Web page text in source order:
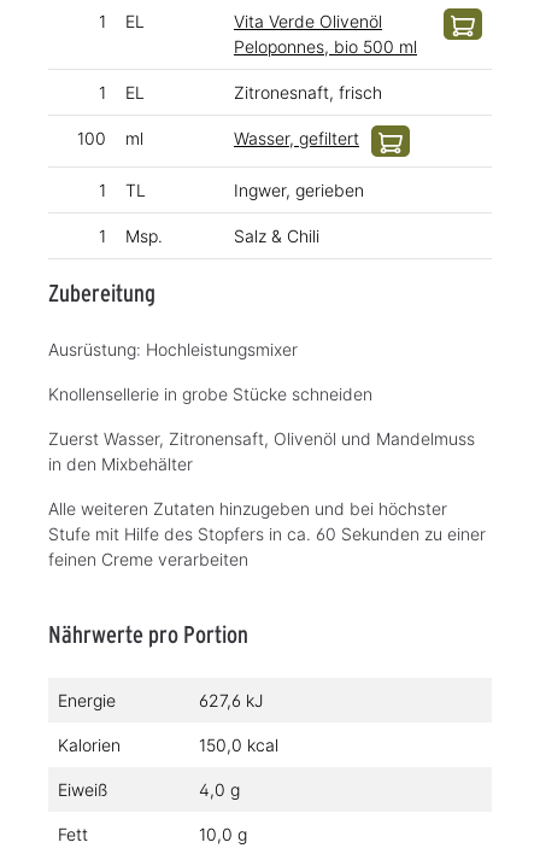
1 EL
Vita Verde Olivenöl
Peloponnes, bio 500 ml
1 EL Zitronesnaft, frisch
100 ml Wasser, gefiltert
1 TL Ingwer, gerieben
1 Msp. Salz & Chili
Zubereitung
Ausrüstung: Hochleistungsmixer
Knollensellerie in grobe Stücke schneiden
Zuerst Wasser, Zitronensaft, Olivenöl und Mandelmuss
in den Mixbehälter
Alle weiteren Zutaten hinzugeben und bei höchster
Stufe mit Hilfe des Stopfers in ca. 60 Sekunden zu einer
feinen Creme verarbeiten
Nährwerte pro Portion
Energie 627,6 kJ
Kalorien 150,0 kcal
Eiweiß 4,0 g
Fett 10,0 g